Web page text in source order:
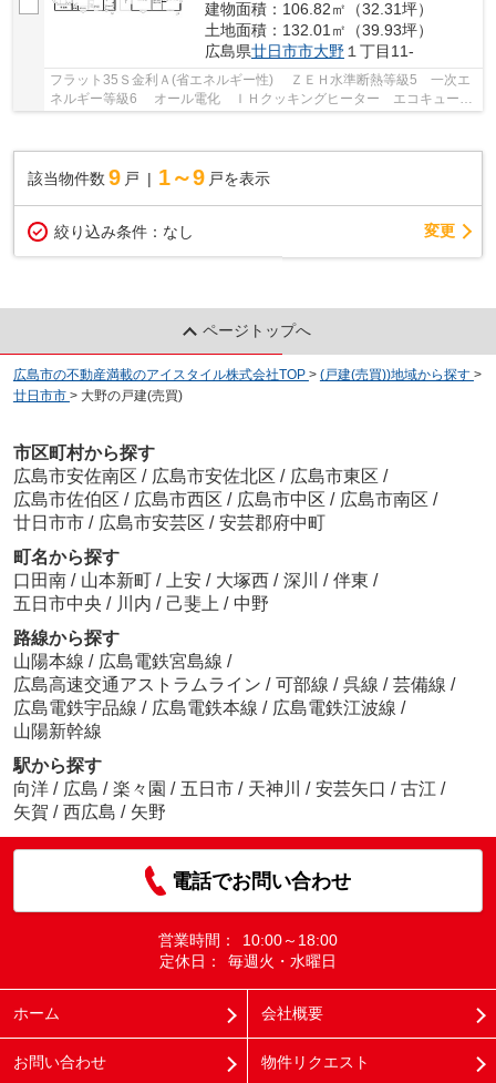
建物面積：106.82㎡（32.31坪）
土地面積：132.01㎡（39.93坪）
広島県廿日市市大野１丁目11-
フラット35Ｓ金利Ａ(省エネルギー性) ＺＥＨ水準断熱等級5 一次エ
ネルギー等級6 オール電化 ＩＨクッキングヒーター エコキュー
該当物件数 9 戸 1～9 戸を表示
絞り込み条件： なし 変更
ページトップへ
広島市の不動産満載のアイスタイル株式会社TOP > (戸建(売買))地域から探す >
廿日市市 > 大野の戸建(売買)
市区町村から探す
広島市安佐南区 / 広島市安佐北区 / 広島市東区 /
広島市佐伯区 / 広島市西区 / 広島市中区 / 広島市南区 /
廿日市市 / 広島市安芸区 / 安芸郡府中町
町名から探す
口田南 / 山本新町 / 上安 / 大塚西 / 深川 / 伴東 /
五日市中央 / 川内 / 己斐上 / 中野
路線から探す
山陽本線 / 広島電鉄宮島線 /
広島高速交通アストラムライン / 可部線 / 呉線 / 芸備線 /
広島電鉄宇品線 / 広島電鉄本線 / 広島電鉄江波線 /
山陽新幹線
駅から探す
向洋 / 広島 / 楽々園 / 五日市 / 天神川 / 安芸矢口 / 古江 /
矢賀 / 西広島 / 矢野
電話でお問い合わせ
営業時間：
10:00～18:00
定休日：
毎週火・水曜日
ホーム 会社概要
お問い合わせ 物件リクエスト